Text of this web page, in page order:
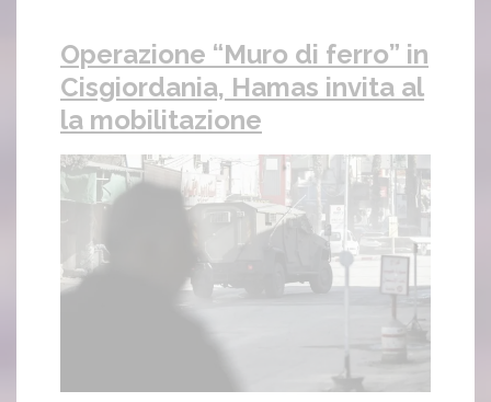
Operazione “Muro di ferro” in
Cisgiordania, Hamas invita al
la mobilitazione